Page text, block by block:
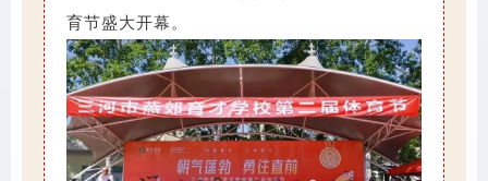
育节盛大开幕。